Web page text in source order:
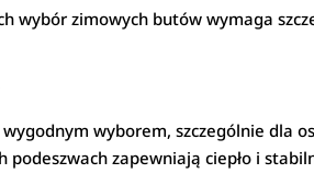
wybór zimowych butów wymaga
wyborem, szczególnie dla
podeszwach zapewniają ciepło i